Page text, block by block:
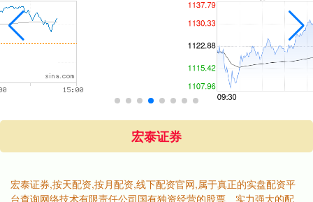
宏泰证券
宏泰证券,按天配资,按月配资,线下配资官网,属于真正的实盘配资平
台查询网络技术有限责任公司国有独资经营的股票、实力强大的配